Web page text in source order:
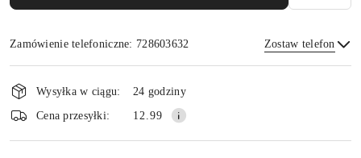
Zamówienie telefoniczne: 728603632 Zostaw telefon
Wyślij
Dostępność
i
dostawa
Wysyłka w ciągu:
24 godziny
Cena przesyłki:
12.99